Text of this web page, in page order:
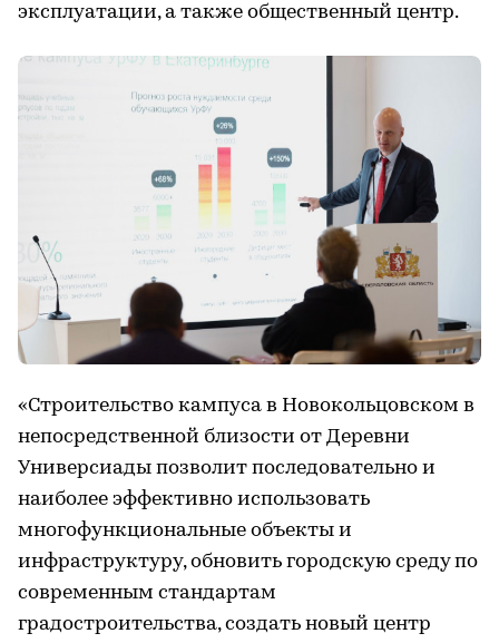
эксплуатации, а также общественный центр.
«Строительство кампуса в Новокольцовском в
непосредственной близости от Деревни
Универсиады позволит последовательно и
наиболее эффективно использовать
многофункциональные объекты и
инфраструктуру, обновить городскую среду по
современным стандартам
градостроительства, создать новый центр